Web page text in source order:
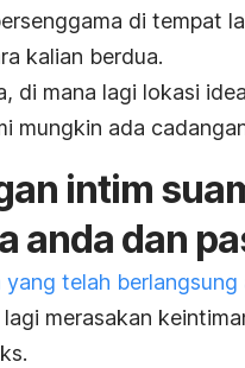
di tempat
kalian berdua.
di mana lagi lokasi
mungkin ada
intim
anda dan
yang telah berlangsung
merasakan